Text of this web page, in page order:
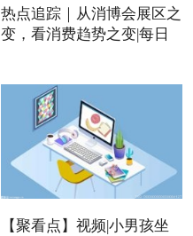
热点追踪｜从消博会展区之
变，看消费趋势之变|每日
【聚看点】视频|小男孩坐